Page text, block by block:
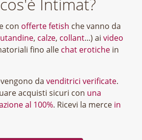
con offerte fetish che vanno da
, calze, collant...) ai video
fino alle chat erotiche in
da venditrici verificate.
acquisti sicuri con una
al 100%. Ricevi la merce in